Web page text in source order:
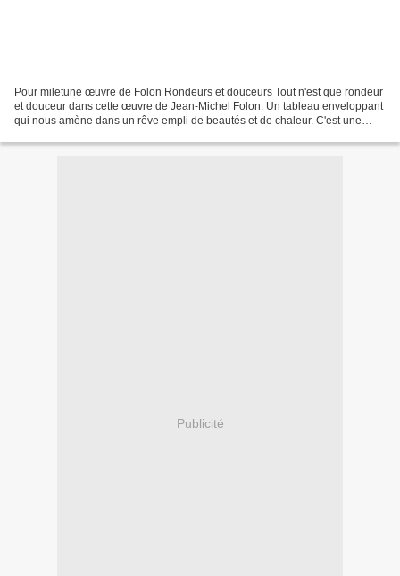
Pour miletune œuvre de Folon Rondeurs et douceurs Tout n'est que rondeur
et douceur dans cette œuvre de Jean-Michel Folon. Un tableau enveloppant
qui nous amène dans un rêve empli de beautés et de chaleur. C'est une
Publicité